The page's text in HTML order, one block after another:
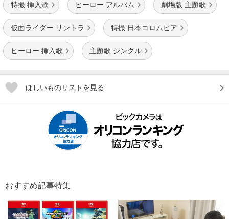
特撮 挿入歌 ヒーロー アルバム 劇場版 主題歌
仮面ライダー サントラ 特撮 日本コロムビア
ヒーロー 挿入歌 主題歌 シングル
ほしいものリストを見る
おすすめ記事特集